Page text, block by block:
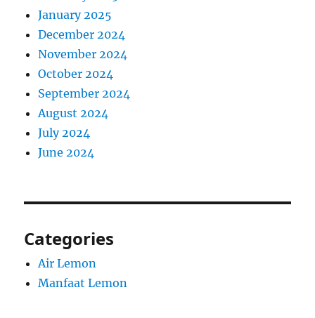
January 2025
December 2024
November 2024
October 2024
September 2024
August 2024
July 2024
June 2024
Categories
Air Lemon
Manfaat Lemon